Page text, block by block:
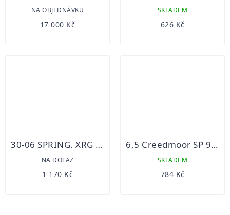
NA OBJEDNÁVKU
17 000 Kč
SKLADEM
626 Kč
30-06 SPRING. XRG 11,7g S&B 20ks
NA DOTAZ
1 170 Kč
6,5 Creedmoor SP 9,1g S&B 20ks
SKLADEM
784 Kč